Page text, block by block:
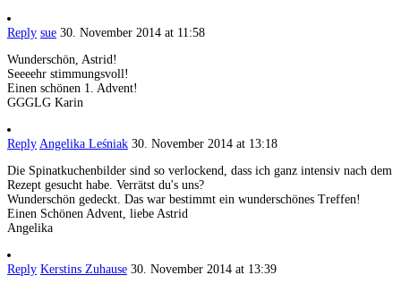
Reply sue 30. November 2014 at 11:58
Wunderschön, Astrid!
Seeeehr stimmungsvoll!
Einen schönen 1. Advent!
GGGLG Karin
Reply Angelika Leśniak 30. November 2014 at 13:18
Die Spinatkuchenbilder sind so verlockend, dass ich ganz intensiv nach dem
Rezept gesucht habe. Verrätst du's uns?
Wunderschön gedeckt. Das war bestimmt ein wunderschönes Treffen!
Einen Schönen Advent, liebe Astrid
Angelika
Reply Kerstins Zuhause 30. November 2014 at 13:39